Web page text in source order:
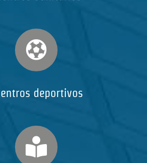
deportivos